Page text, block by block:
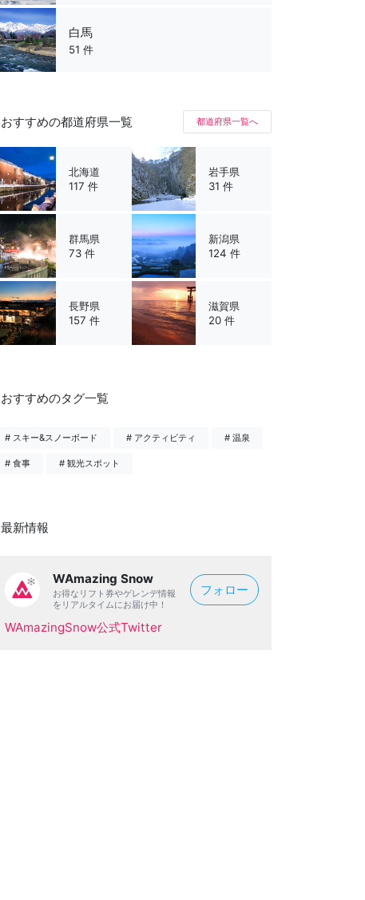
白馬
51 件
おすすめの都道府県一覧 都道府県一覧へ
北海道
117 件
岩手県
31 件
群馬県
73 件
新潟県
124 件
長野県
157 件
滋賀県
20 件
おすすめのタグ一覧
# スキー&スノーボード # アクティビティ # 温泉
# 食事 # 観光スポット
最新情報
WAmazing Snow
お得なリフト券やゲレンデ情報
をリアルタイムにお届け中！
フォロー
WAmazingSnow公式Twitter